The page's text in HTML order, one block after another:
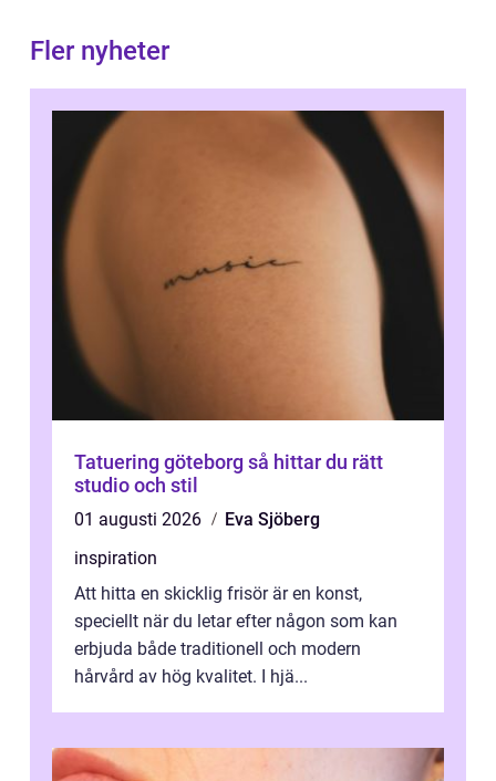
Fler nyheter
Tatuering göteborg så hittar du rätt
studio och stil
01 augusti 2026
Eva Sjöberg
inspiration
Att hitta en skicklig frisör är en konst,
speciellt när du letar efter någon som kan
erbjuda både traditionell och modern
hårvård av hög kvalitet. I hjä...